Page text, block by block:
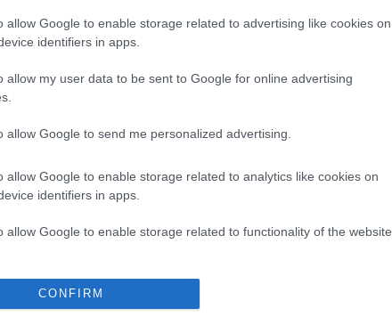
allow Google to enable storage related to advertising like cookies on
identifiers in apps.
allow my user data to be sent to Google for online advertising
allow Google to send me personalized advertising.
allow Google to enable storage related to analytics like cookies on
identifiers in apps.
allow Google to enable storage related to functionality of the website
allow Google to enable storage related to personalization.
CONFIRM
M1 bővítés: már zajlik a teljesen új
Bicske Kelet csomópont építése
Új gyalogosátkelők és jelzőlámpás
csomópont épül Angyalföldön
Másfélszeresére bővítik
Hódmezővásárhely jó hírű